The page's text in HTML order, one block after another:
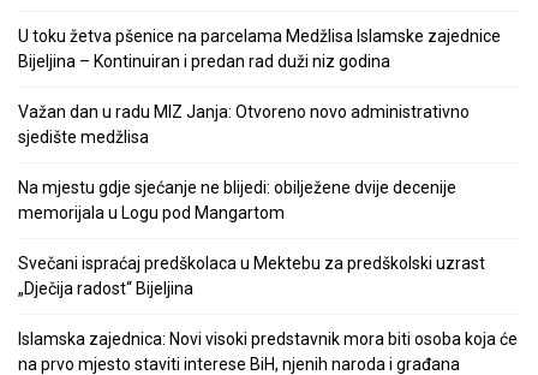
U toku žetva pšenice na parcelama Medžlisa Islamske zajednice
Bijeljina – Kontinuiran i predan rad duži niz godina
Važan dan u radu MIZ Janja: Otvoreno novo administrativno
sjedište medžlisa
Na mjestu gdje sjećanje ne blijedi: obilježene dvije decenije
memorijala u Logu pod Mangartom
Svečani ispraćaj predškolaca u Mektebu za predškolski uzrast
„Dječija radost“ Bijeljina
Islamska zajednica: Novi visoki predstavnik mora biti osoba koja će
na prvo mjesto staviti interese BiH, njenih naroda i građana